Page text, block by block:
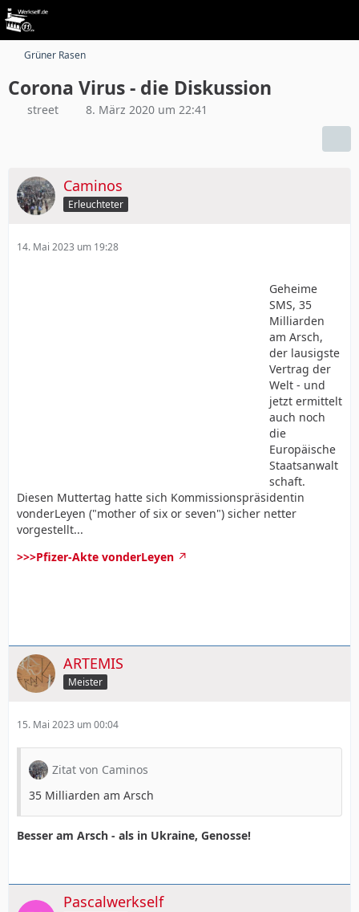
Grüner Rasen
Corona Virus - die Diskussion
street 8. März 2020 um 22:41
Caminos
Erleuchteter
14. Mai 2023 um 19:28
Geheime
SMS, 35
Milliarden
am Arsch,
der lausigste
Vertrag der
Welt - und
jetzt ermittelt
auch noch
die
Europäische
Staatsanwalt
schaft.
Diesen Muttertag hatte sich Kommissionspräsidentin
vonderLeyen ("mother of six or seven") sicher netter
vorgestellt...
>>>Pfizer-Akte vonderLeyen
ARTEMIS
Meister
15. Mai 2023 um 00:04
Zitat von Caminos
35 Milliarden am Arsch
Besser am Arsch - als in Ukraine, Genosse!
Pascalwerkself